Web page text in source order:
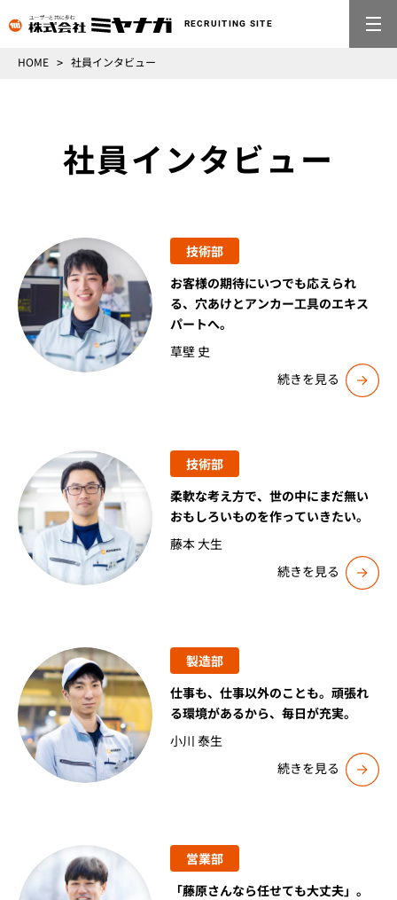
RECRUITING SITE
メ
HOME 社員インタビュー
社員インタビュー
技術部
お客様の期待にいつでも応えられ
る、穴あけとアンカー工具のエキス
パートへ。
草壁 史
続きを見る
技術部
柔軟な考え方で、世の中にまだ無い
おもしろいものを作っていきたい。
藤本 大生
続きを見る
製造部
仕事も、仕事以外のことも。頑張れ
る環境があるから、毎日が充実。
小川 泰生
続きを見る
営業部
「藤原さんなら任せても大丈夫」。